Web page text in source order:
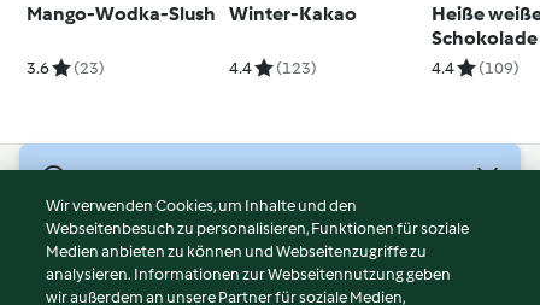
Mango-Wodka-Slush
3.6 (23)
Winter-Kakao
4.4 (123)
Heiße
Vanillelikör
4.4 (109)
Nutzungsbedingungen
Datenschutzrichtlinien
Disclaimer
Wir verwenden Cookies, um Inhalte und den
Webseitenbesuch zu personalisieren, Funktionen für soziale
Medien anbieten zu können und Webseitenzugriffe zu
analysieren. Informationen zur Webseitennutzung geben
wir außerdem an unsere Partner für soziale Medien,